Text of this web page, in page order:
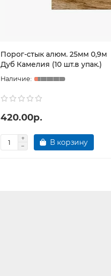
Порог-стык алюм. 25мм 0,9м
Дуб Камелия (10 шт.в упак.)
420.00р.
В корзину